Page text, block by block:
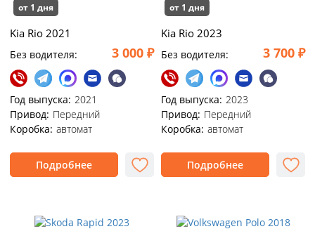
от 1 дня
Kia Rio 2021
Без водителя: 3 000 ₽
Год выпуска: 2021
Привод: Передний
Коробка: автомат
Подробнее
от 1 дня
Kia Rio 2023
Без водителя: 3 700 ₽
Год выпуска: 2023
Привод: Передний
Коробка: автомат
Подробнее